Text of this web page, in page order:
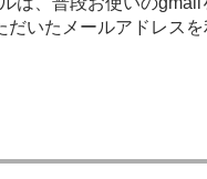
だいたメールアドレス